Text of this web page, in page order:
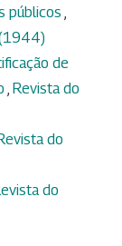
públicos ,
(1944)
de
, Revista do
do
do